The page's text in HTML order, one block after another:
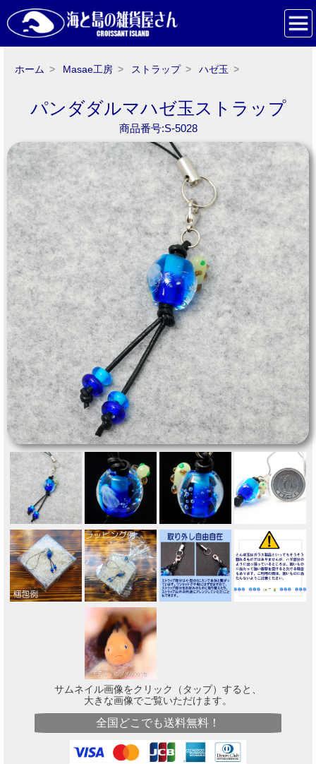
ホーム Masae工房 ストラップ ハゼ玉
パンダダルマハゼ玉ストラップ
商品番号:S-5028
サムネイル画像をクリック（タップ）すると、
大きな画像でご覧いただけます。
全国どこでも送料無料！